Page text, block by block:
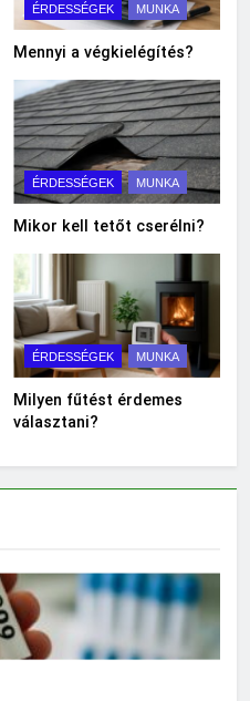
ÉRDESSÉGEK MUNKA
Mennyi a végkielégítés?
ÉRDESSÉGEK MUNKA
Mikor kell tetőt cserélni?
ÉRDESSÉGEK MUNKA
Milyen fűtést érdemes
választani?